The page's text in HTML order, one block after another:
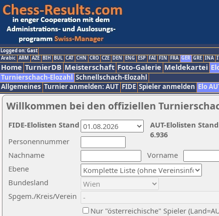
Logged on: Gast
Arabic ARM AZE BIH BUL CAT CHN CRO CZE DEN ENG ESP FAI FIN FRA GER GRE INA
Home TurnierDB Meisterschaft Foto-Galerie Meldekartei
Turnierschach-Elozahl Schnellschach-Elozahl
Allgemeines Turnier anmelden: AUT FIDE Spieler anmelden Elo
Willkommen bei den offiziellen
Nachname
Vorname
Ebene
Personennummer
Bundesland
Spgem./Kreis/Verein
Nur "österreichische" Spieler
AUT-Elolisten
6.936
FIDE-Elolisten Stand